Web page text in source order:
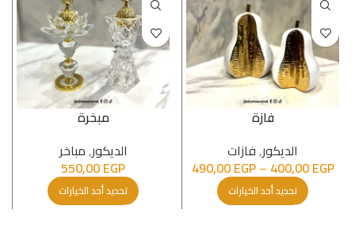
فازة
الدیكور,فازات
400,00EGP
–
490,00EGP
تحديد أحد الخيارات
مبخرة
الدیكور,مباخر
550,00EGP
تحديد أحد الخيارات